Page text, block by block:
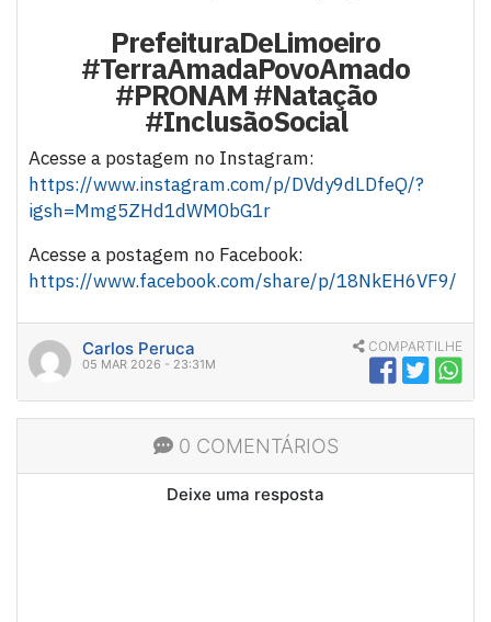
PrefeituraDeLimoeiro
#TerraAmadaPovoAmado
#PRONAM #Natação
#InclusãoSocial
Acesse a postagem no Instagram:
https://www.instagram.com/p/DVdy9dLDfeQ/?
igsh=Mmg5ZHd1dWM0bG1r
Acesse a postagem no Facebook:
https://www.facebook.com/share/p/18NkEH6VF9/
Carlos Peruca
05 MAR 2026 - 23:31M
COMPARTILHE
0 COMENTÁRIOS
Deixe uma resposta